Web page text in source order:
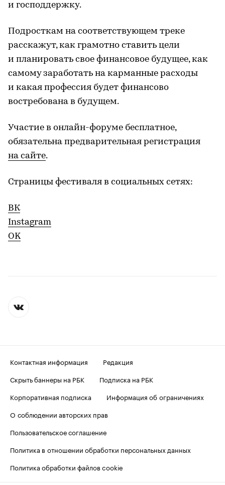
и господдержку.
Подросткам на соответствующем треке
расскажут, как грамотно ставить цели
и планировать свое финансовое будущее, как
самому заработать на карманные расходы
и какая профессия будет финансово
востребована в будущем.
Участие в онлайн-форуме бесплатное,
обязательна предварительная регистрация
на сайте.
Страницы фестиваля в социальных сетях:
ВК
Instagram
OK
Контактная информация
Редакция
Скрыть баннеры на РБК
Подписка на РБК
Корпоративная подписка
Информация об ограничениях
О соблюдении авторских прав
Пользовательское соглашение
Политика в отношении обработки персональных данных
Политика обработки файлов cookie